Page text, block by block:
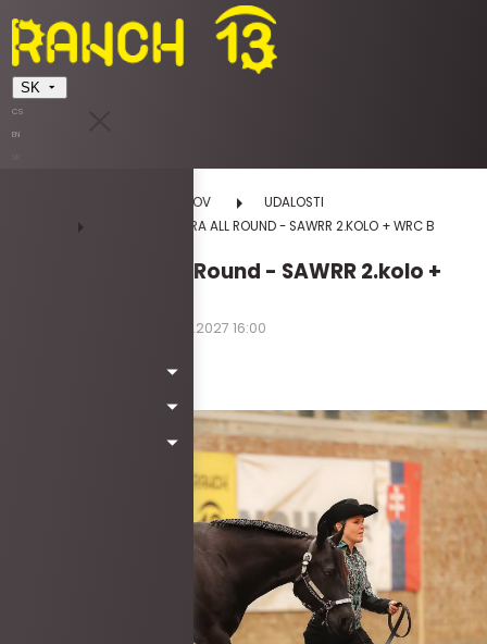
SK
CS
EN
DOMOV
UDALOSTI
HALA - DREZURA ALL ROUND - SAWRR 2.KOLO + WRC B
HALA - Drezura All Round - SAWRR 2.kolo +
04.06.2027 08:00 - 06.06.2027 16:00